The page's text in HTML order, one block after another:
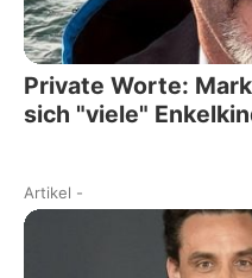
Private Worte:
sich "viele"
Artikel -